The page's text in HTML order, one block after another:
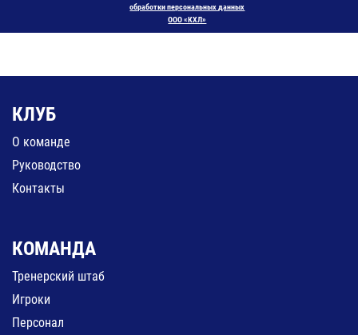
обработки персональных данных
ООО «КХЛ»
КЛУБ
О команде
Руководство
Контакты
КОМАНДА
Тренерский штаб
Игроки
Персонал